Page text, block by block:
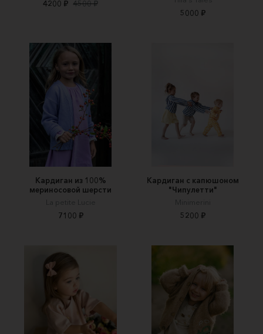
4200 ₽ 4500 ₽
5000 ₽
Кардиган из 100%
мериносовой шерсти
La petite Lucie
7100 ₽
Кардиган с капюшоном
"Чипулетти"
Minimerini
5200 ₽